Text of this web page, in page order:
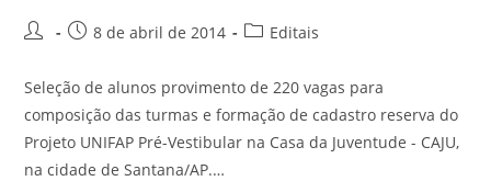
8 de abril de 2014 Editais
Seleção de alunos provimento de 220 vagas para
composição das turmas e formação de cadastro reserva do
Projeto UNIFAP Pré-Vestibular na Casa da Juventude - CAJU,
na cidade de Santana/AP.…